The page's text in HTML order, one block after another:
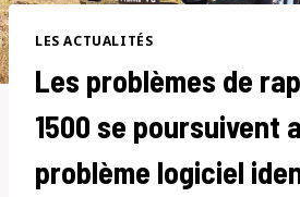
LES ACTUALITÉS
Les problèmes de
1500 se poursuivent
problème logiciel